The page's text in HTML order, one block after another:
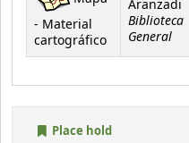
- Material
cartográfico
Aranzadi
Biblioteca
General
Place hold